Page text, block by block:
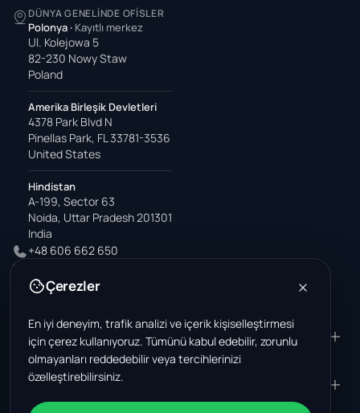
DÜNYA GENELINDE OFISLER
Polonya · Kayıtlı merkez
Ul. Kolejowa 5
82-230 Nowy Staw
Poland
Amerika Birleşik Devletleri
4378 Park Blvd N
Pinellas Park, FL 33781-3536
United States
Hindistan
A-199, Sector 63
Noida, Uttar Pradesh 201301
India
+48 606 662 650
office@wastemarkt.com
ÜRÜN
Pazar yeri
Malzemeler - satış
Malzemeler - satın alma
RESOURCES
Supplier Academy
ŞIRKET
Hakkımızda
Çerezler
En iyi deneyim, trafik analizi ve içerik kişiselleştirmesi
için çerez kullanıyoruz. Tümünü kabul edebilir, zorunlu
olmayanları reddedebilir veya tercihlerinizi
özelleştirebilirsiniz.